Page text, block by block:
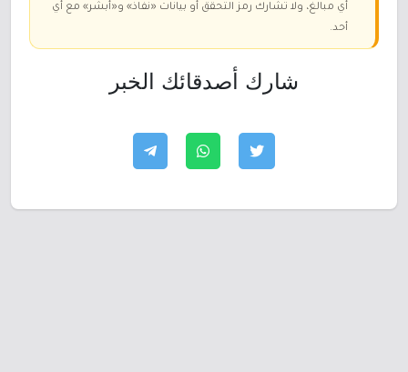
أي مبالغ، ولا تُشارك رمز التحقق أو بيانات «نفاذ» و«أبشر» مع أي
أحد.
شارك أصدقائك الخبر